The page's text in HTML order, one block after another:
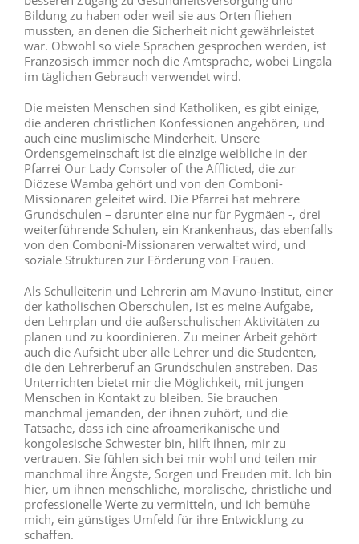
Bildung zu haben oder weil sie aus Orten fliehen
mussten, an denen die Sicherheit nicht gewährleistet
war. Obwohl so viele Sprachen gesprochen werden, ist
Französisch immer noch die Amtsprache, wobei Lingala
im täglichen Gebrauch verwendet wird.
Die meisten Menschen sind Katholiken, es gibt einige,
die anderen christlichen Konfessionen angehören, und
auch eine muslimische Minderheit. Unsere
Ordensgemeinschaft ist die einzige weibliche in der
Pfarrei Our Lady Consoler of the Afflicted, die zur
Diözese Wamba gehört und von den Comboni-
Missionaren geleitet wird. Die Pfarrei hat mehrere
Grundschulen – darunter eine nur für Pygmäen -, drei
weiterführende Schulen, ein Krankenhaus, das ebenfalls
von den Comboni-Missionaren verwaltet wird, und
soziale Strukturen zur Förderung von Frauen.
Als Schulleiterin und Lehrerin am Mavuno-Institut, einer
der katholischen Oberschulen, ist es meine Aufgabe,
den Lehrplan und die außerschulischen Aktivitäten zu
planen und zu koordinieren. Zu meiner Arbeit gehört
auch die Aufsicht über alle Lehrer und die Studenten,
die den Lehrerberuf an Grundschulen anstreben. Das
Unterrichten bietet mir die Möglichkeit, mit jungen
Menschen in Kontakt zu bleiben. Sie brauchen
manchmal jemanden, der ihnen zuhört, und die
Tatsache, dass ich eine afroamerikanische und
kongolesische Schwester bin, hilft ihnen, mir zu
vertrauen. Sie fühlen sich bei mir wohl und teilen mir
manchmal ihre Ängste, Sorgen und Freuden mit. Ich bin
hier, um ihnen menschliche, moralische, christliche und
professionelle Werte zu vermitteln, und ich bemühe
mich, ein günstiges Umfeld für ihre Entwicklung zu
schaffen.